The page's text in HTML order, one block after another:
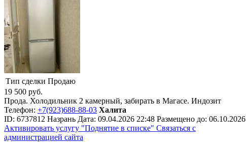
Тип сделки Продаю
19 500 руб.
Прода. Холодильник 2 камерный, забирать в Магасе. Индозит
Телефон: +7(923)688-88-03 Халита
ID: 6737812 Назрань Дата: 09.04.2026 22:48 Размещено до: 06.10.2026
Активировать услугу "Поднятие в списке" Связаться с
администрацией сайта